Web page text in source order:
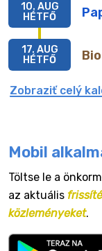
10. AUG
HÉTFŐ
17. AUG
HÉTFŐ
Zobraziť celý
Mobil
Töltse le a
az aktuális
közleményeket.